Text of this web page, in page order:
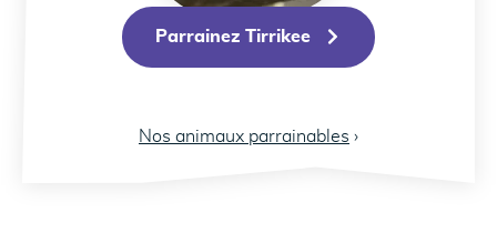
Parrainez Tirrikee
Nos animaux parrainables ›